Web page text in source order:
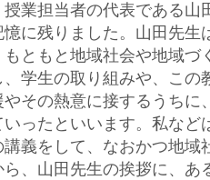
業担当者の代表である山
に残りました。山田先生
ともと地域社会や地域づ
学生の取り組みや、この
その熱意に接するうちに
ったといいます。私など
義をして、なおかつ地域
、山田先生の挨拶に、あ